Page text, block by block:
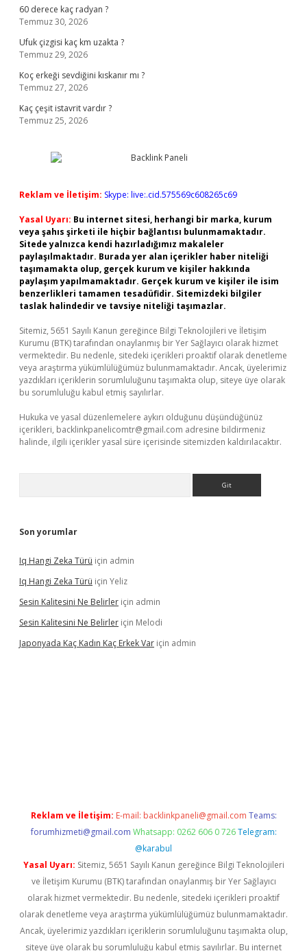
60 derece kaç radyan ?
Temmuz 30, 2026
Ufuk çizgisi kaç km uzakta ?
Temmuz 29, 2026
Koç erkeği sevdiğini kıskanır mı ?
Temmuz 27, 2026
Kaç çeşit istavrit vardır ?
Temmuz 25, 2026
Reklam ve İletişim: Skype: live:.cid.575569c608265c69
Yasal Uyarı: Bu internet sitesi, herhangi bir marka, kurum
veya şahıs şirketi ile hiçbir bağlantısı bulunmamaktadır.
Sitede yalnızca kendi hazırladığımız makaleler
paylaşılmaktadır. Burada yer alan içerikler haber niteliği
taşımamakta olup, gerçek kurum ve kişiler hakkında
paylaşım yapılmamaktadır. Gerçek kurum ve kişiler ile isim
benzerlikleri tamamen tesadüfidir. Sitemizdeki bilgiler
taslak halindedir ve tavsiye niteliği taşımazlar.
Sitemiz, 5651 Sayılı Kanun gereğince Bilgi Teknolojileri ve İletişim
Kurumu (BTK) tarafından onaylanmış bir Yer Sağlayıcı olarak hizmet
vermektedir. Bu nedenle, sitedeki içerikleri proaktif olarak denetleme
veya araştırma yükümlülüğümüz bulunmamaktadır. Ancak, üyelerimiz
yazdıkları içeriklerin sorumluluğunu taşımakta olup, siteye üye olarak
bu sorumluluğu kabul etmiş sayılırlar.
Hukuka ve yasal düzenlemelere aykırı olduğunu düşündüğünüz
içerikleri, backlinkpanelicomtr@gmail.com adresine bildirmeniz
halinde, ilgili içerikler yasal süre içerisinde sitemizden kaldırılacaktır.
Son yorumlar
Iq Hangi Zeka Türü için admin
Iq Hangi Zeka Türü için Yeliz
Sesin Kalitesini Ne Belirler için admin
Sesin Kalitesini Ne Belirler için Melodi
Japonyada Kaç Kadın Kaç Erkek Var için admin
Reklam ve İletişim: E-mail: backlinkpaneli@gmail.com Teams:
forumhizmeti@gmail.com Whatsapp: 0262 606 0 726 Telegram:
@karabul
Yasal Uyarı: Sitemiz, 5651 Sayılı Kanun gereğince Bilgi Teknolojileri
ve İletişim Kurumu (BTK) tarafından onaylanmış bir Yer Sağlayıcı
olarak hizmet vermektedir. Bu nedenle, sitedeki içerikleri proaktif
olarak denetleme veya araştırma yükümlülüğümüz bulunmamaktadır.
Ancak, üyelerimiz yazdıkları içeriklerin sorumluluğunu taşımakta olup,
siteye üye olarak bu sorumluluğu kabul etmiş sayılırlar. Bu internet